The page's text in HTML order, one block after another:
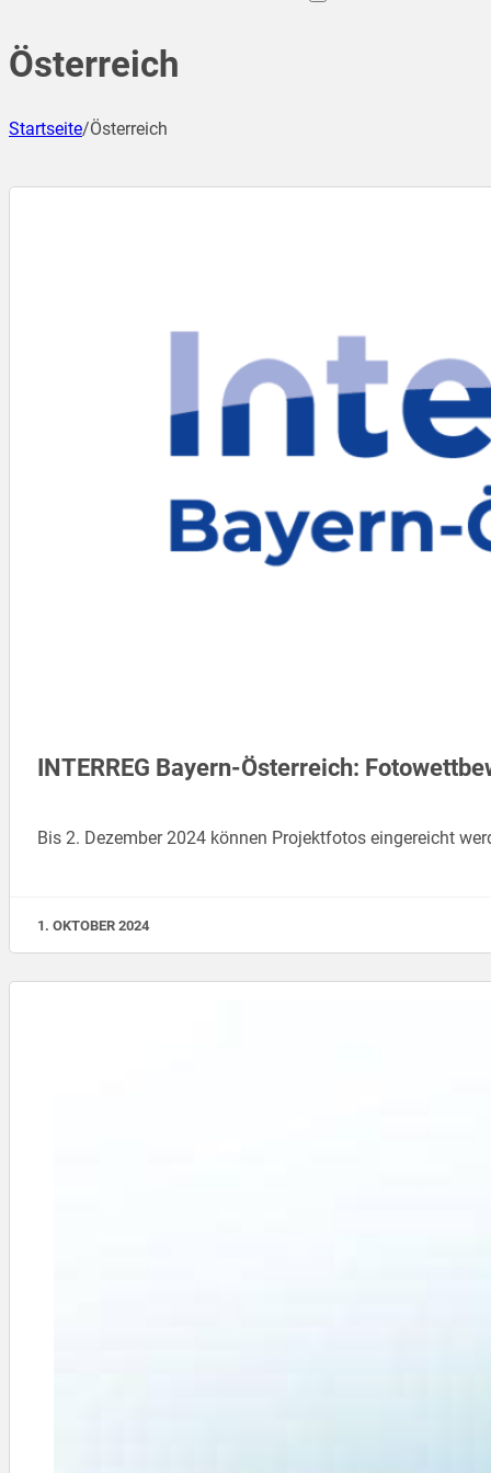
Österreich
Startseite/Österreich
INTERREG Bayern-Österreich:
Bis 2. Dezember 2024 können Projektfotos eingereicht
1. OKTOBER 2024